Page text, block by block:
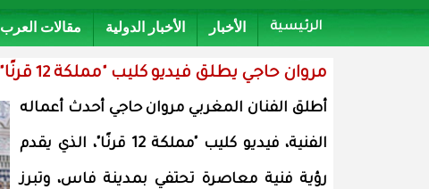
الرئيسية الأخبار الأخبار الدولية مقالات العرب
مروان حاجي يطلق فيديو كليب "مملكة 12 قرنًا".. احتفاء بصري وموسيقى بتراث المغرب العريق
أطلق الفنان المغربي مروان حاجي أحدث أعماله
الفنية، فيديو كليب "مملكة 12 قرنًا"، الذي يقدم
رؤية فنية معاصرة تحتفي بمدينة فاس، وتبرز